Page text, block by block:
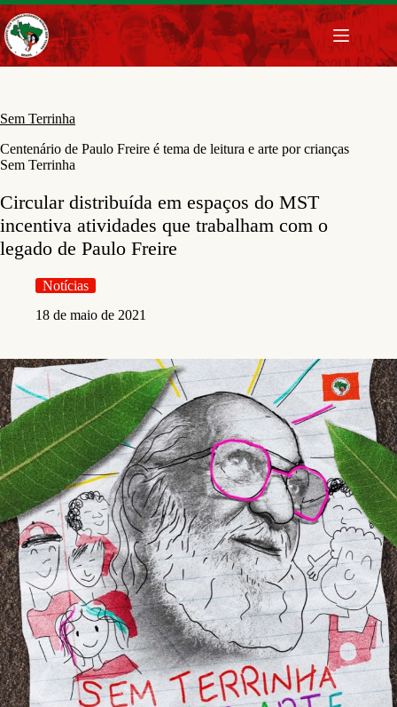
Pular
para
o
conteúdo
Sem Terrinha
Centenário de Paulo Freire é tema de leitura e arte por crianças
Sem Terrinha
Circular distribuída em espaços do MST
incentiva atividades que trabalham com o
legado de Paulo Freire
Notícias
18 de maio de 2021